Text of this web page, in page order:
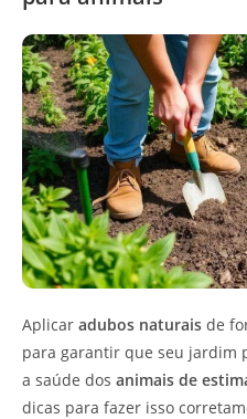
Aplicar adubos naturais de
para garantir que seu jardim
a saúde dos animais de
dicas para fazer isso